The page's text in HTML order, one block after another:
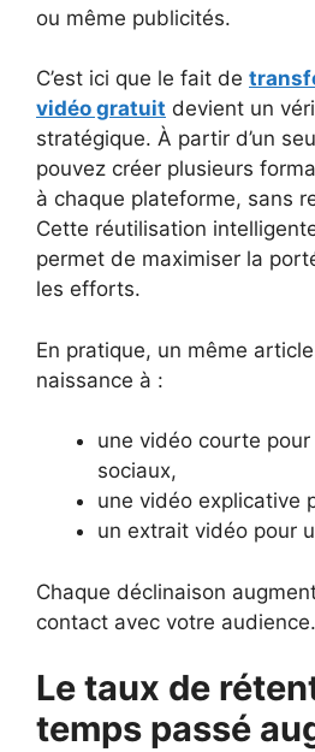
ou même publicités.
C’est ici que le fait de
vidéo gratuit devient un
stratégique. À partir d’un
pouvez créer plusieurs
à chaque plateforme, sans
Cette réutilisation
permet de maximiser la
les efforts.
En pratique, un même
naissance à :
une vidéo courte
sociaux,
une vidéo explicative
un extrait vidéo pour
Chaque déclinaison
contact avec votre audience.
Le taux de
temps passé